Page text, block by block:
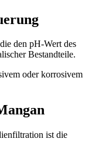
den pH-Wert des
Bestandteile.
oder korrosivem
ist die